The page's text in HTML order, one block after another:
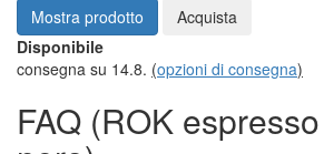
Mostra prodotto
Acquista
Disponibile
consegna su 14.8. (opzioni di consegna)
FAQ (ROK